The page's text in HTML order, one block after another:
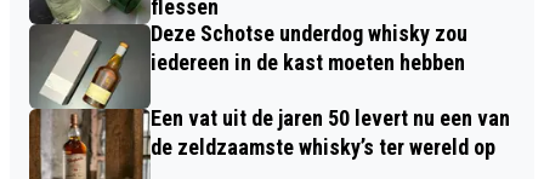
flessen
Deze Schotse underdog whisky zou
iedereen in de kast moeten hebben
Een vat uit de jaren 50 levert nu een van
de zeldzaamste whisky’s ter wereld op